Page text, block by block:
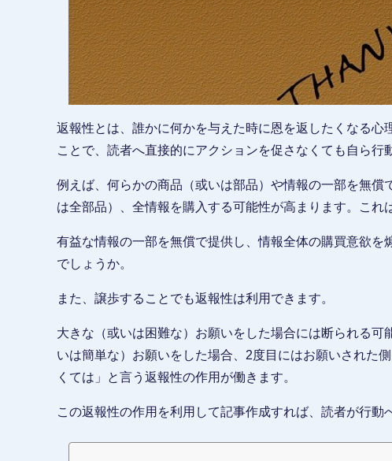
返報性とは、誰かに何かを与えた時に恩を返したくなる
ことで、読者へ直接的にアクションを促さなくても自ら行
例えば、何らかの商品（或いは部品）や情報の一部を無
は全部品）、全情報を購入する可能性が高まります。これ
有益な情報の一部を無償で提供し、情報全体の購買意欲
でしょうか。
また、譲歩することでも返報性は利用できます。
大きな（或いは困難な）お願いをした場合には断られる
いは簡単な）お願いをした場合、2度目にはお願いされた
くては」と言う返報性の作用が働きます。
この返報性の作用を利用して記事作成すれば、読者が行動